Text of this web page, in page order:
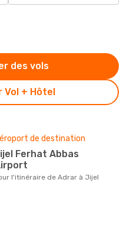
Vol + Hôtel
des vols
de destination
l'itinéraire de Adrar à Jijel